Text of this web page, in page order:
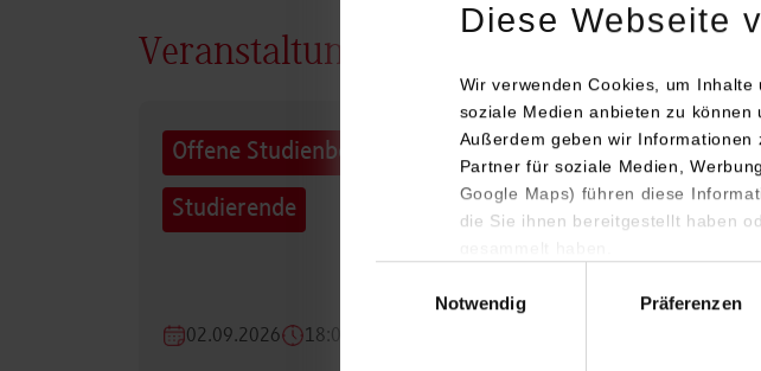
Diese Webseite
Wir verwenden Cookies, um
soziale Medien anbieten zu
Außerdem geben wir
Partner für soziale Medien,
Google Maps) führen diese
die Sie ihnen bereitgestellt haben
Notwendig
Präferenzen
Veranstaltungen
Offene Studienberatung für
Studierende
02.09.2026 18:00 Uhr
INDIS-
Studierende